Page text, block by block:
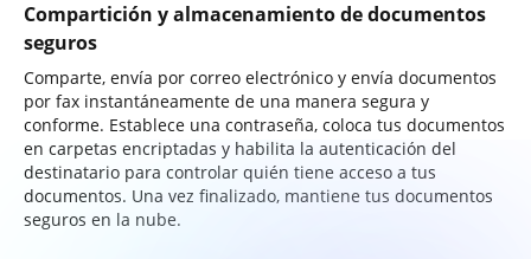
Compartición y almacenamiento de documentos
seguros
Comparte, envía por correo electrónico y envía documentos
por fax instantáneamente de una manera segura y
conforme. Establece una contraseña, coloca tus documentos
en carpetas encriptadas y habilita la autenticación del
destinatario para controlar quién tiene acceso a tus
documentos. Una vez finalizado, mantiene tus documentos
seguros en la nube.